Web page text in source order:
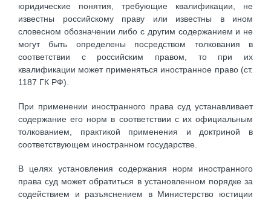
юридические понятия, требующие квалификации, не
известны российскому праву или известны в ином
словесном обозначении либо с другим содержанием и не
могут быть определены посредством толкования в
соответствии с российским правом, то при их
квалификации может применяться иностранное право (ст.
1187 ГК РФ).
При применении иностранного права суд устанавливает
содержание его норм в соответствии с их официальным
толкованием, практикой применения и доктриной в
соответствующем иностранном государстве.
В целях установления содержания норм иностранного
права суд может обратиться в установленном порядке за
содействием и разъяснением в Министерство юстиции